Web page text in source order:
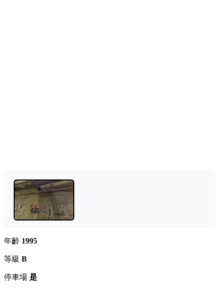
年齡 1995
等級 B
停車場 是